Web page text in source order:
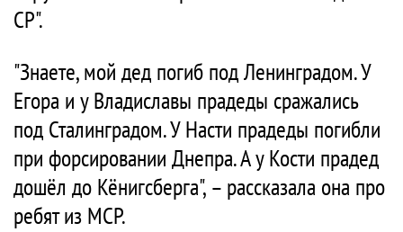
СР".
"Знаете, мой дед погиб под Ленинградом. У
Егора и у Владиславы прадеды сражались
под Сталинградом. У Насти прадеды погибли
при форсировании Днепра. А у Кости прадед
дошёл до Кёнигсберга", – рассказала она про
ребят из МСР.